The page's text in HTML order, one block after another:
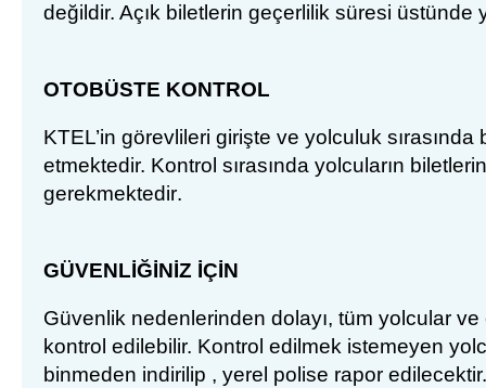
değildir. Açık biletlerin geçerlilik süresi üstünde
OTOBÜSTE KONTROL
KTEL’in görevlileri girişte ve yolculuk sırasında
etmektedir. Kontrol sırasında yolcuların bilet
gerekmektedir.
GÜVENLİĞİNİZ İÇİN
Güvenlik nedenlerinden dolayı, tüm yolcular
kontrol edilebilir. Kontrol edilmek istemeyen
binmeden indirilip , yerel polise rapor